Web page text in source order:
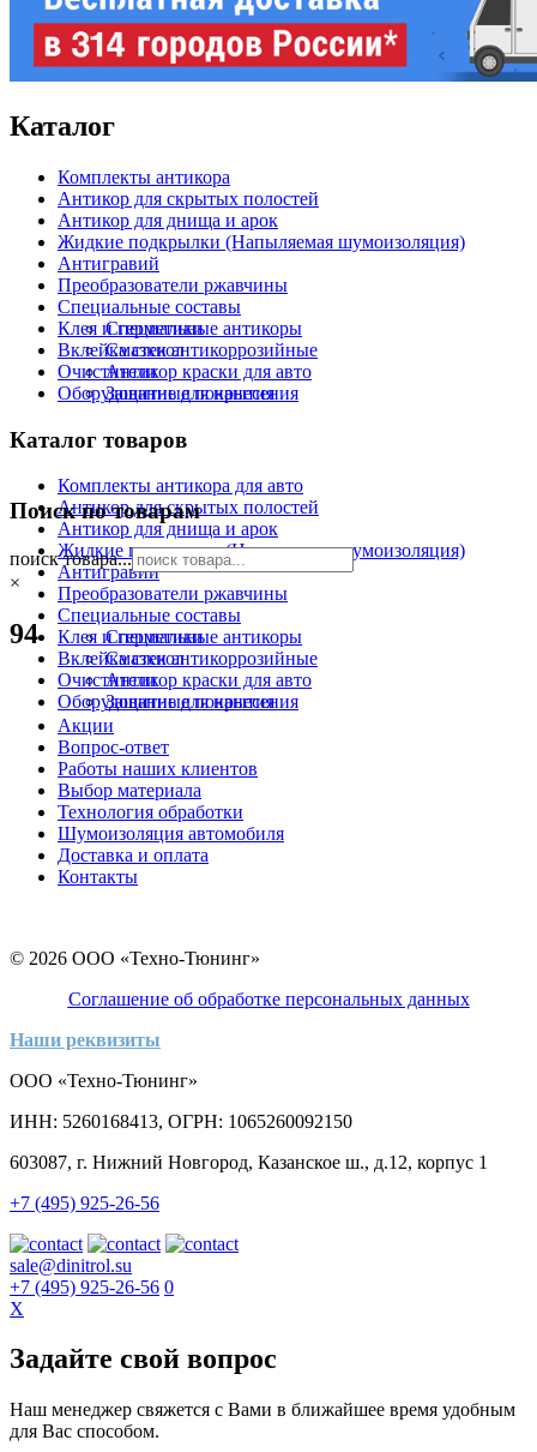
Каталог
Комплекты антикора
Антикор для скрытых полостей
Антикор для днища и арок
Жидкие подкрылки (Напыляемая шумоизоляция)
Антигравий
Преобразователи ржавчины
Специальные составы
Специальные антикоры
Смазки антикоррозийные
Антикор краски для авто
Защитные покрытия
Клея и герметики
Вклейка стекол
Очистители
Оборудование для нанесения
Каталог товаров
Комплекты антикора для авто
Антикор для скрытых полостей
Антикор для днища и арок
Жидкие подкрылки (Напыляемая шумоизоляция)
Антигравий
Преобразователи ржавчины
Специальные составы
Специальные антикоры
Смазки антикоррозийные
Антикор краски для авто
Защитные покрытия
Клея и герметики
Вклейка стекол
Очистители
Оборудование для нанесения
Поиск по товарам
поиск товара...
×
94
Акции
Вопрос-ответ
Работы наших клиентов
Выбор материала
Технология обработки
Шумоизоляция автомобиля
Доставка и оплата
Контакты
© 2026 ООО «Техно-Тюнинг»
Соглашение об обработке персональных данных
Наши реквизиты
ООО «Техно-Тюнинг»
ИНН: 5260168413, ОГРН: 1065260092150
603087, г. Нижний Новгород, Казанское ш., д.12, корпус 1
+7 (495) 925-26-56
sale@dinitrol.su
+7 (495) 925-26-56 0
X
Задайте свой вопрос
Наш менеджер свяжется с Вами в ближайшее время удобным
для Вас способом.